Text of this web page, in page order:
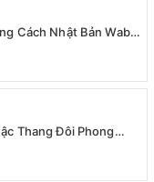
Cách Nhật Bản Wabi-
Thang Đôi Phong
T078A